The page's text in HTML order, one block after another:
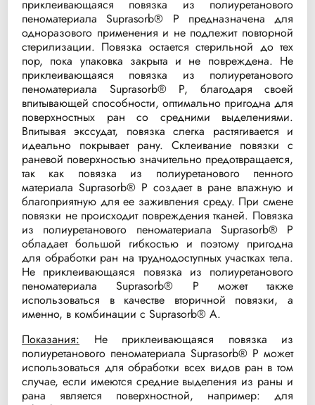
приклеивающаяся повязка из полиуретанового
пеноматериала Suprasorb® P предназначена для
одноразового применения и не подлежит повторной
стерилизации. Повязка остается стерильной до тех
пор, пока упаковка закрыта и не повреждена. Не
приклеивающаяся повязка из полиуретанового
пеноматериала Suprasorb® P, благодаря своей
впитывающей способности, оптимально пригодна для
поверхностных ран со средними выделениями.
Впитывая экссудат, повязка слегка растягивается и
идеально покрывает рану. Склеивание повязки с
раневой поверхностью значительно предотвращается,
так как повязка из полиуретанового пенного
материала Suprasorb® P создает в ране влажную и
благоприятную для ее заживления среду. При смене
повязки не происходит повреждения тканей. Повязка
из полиуретанового пеноматериала Suprasorb® P
обладает большой гибкостью и поэтому пригодна
для обработки ран на труднодоступных участках тела.
Не приклеивающаяся повязка из полиуретанового
пеноматериала Suprasorb® P может также
использоваться в качестве вторичной повязки, а
именно, в комбинации с Suprasorb® А.
Показания: Не приклеивающаяся повязка из
полиуретанового пеноматериала Suprasorb® P может
использоваться для обработки всех видов ран в том
случае, если имеются средние выделения из раны и
рана является поверхностной, например: для